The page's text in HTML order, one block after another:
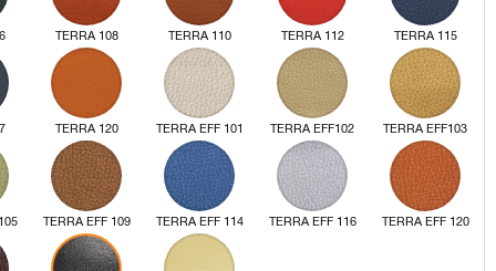
TERRA 108 TERRA 110 TERRA 112 TERRA 115
TERRA 120 TERRA EFF 101 TERRA EFF102 TERRA EFF103
TERRA EFF 109 TERRA EFF 114 TERRA EFF 116 TERRA EFF 120